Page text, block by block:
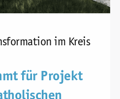
im Kreis
für Projekt